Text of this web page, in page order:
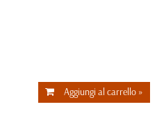
Aggiungi al carrello »